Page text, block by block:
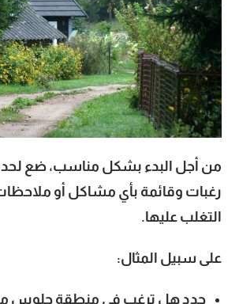
من أجل البدء بشكل مناسب، ضع
رغبات وقائمة بأي مشاكل أو
التغلب عليها.
على سبيل المثال:
حدد هل ترغب في منطقة جلوس